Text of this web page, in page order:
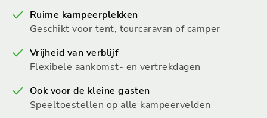
Ruime kampeerplekken
Geschikt voor tent, tourcaravan of camper
Vrijheid van verblijf
Flexibele aankomst- en vertrekdagen
Ook voor de kleine gasten
Speeltoestellen op alle kampeervelden